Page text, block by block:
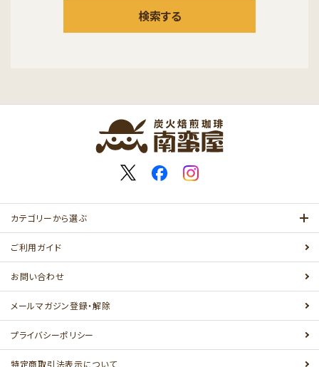
検索する
カテゴリーから選ぶ
ご利用ガイド
お問い合わせ
メールマガジン登録・解除
プライバシーポリシー
特定商取引法表示について